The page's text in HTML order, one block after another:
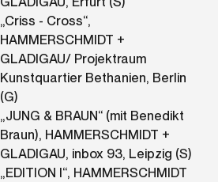
„Criss - Cross“,
HAMMERSCHMIDT +
GLADIGAU/ Projektraum
Kunstquartier Bethanien, Berlin
(G)
„JUNG & BRAUN“ (mit Benedikt
Braun), HAMMERSCHMIDT +
GLADIGAU, inbox 93, Leipzig (S)
„EDITION I“, HAMMERSCHMIDT